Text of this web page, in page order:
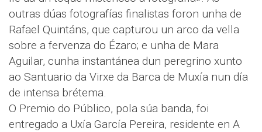
outras dúas fotografías finalistas foron unha de
Rafael Quintáns, que capturou un arco da vella
sobre a fervenza do Ézaro; e unha de Mara
Aguilar, cunha instantánea dun peregrino xunto
ao Santuario da Virxe da Barca de Muxía nun día
de intensa brétema.
O Premio do Público, pola súa banda, foi
entregado a Uxía García Pereira, residente en A